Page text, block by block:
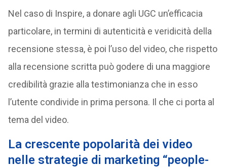
Nel caso di Inspire, a donare agli UGC un’efficacia
particolare, in termini di autenticità e veridicità della
recensione stessa, è poi l’uso del video, che rispetto
alla recensione scritta può godere di una maggiore
credibilità grazie alla testimonianza che in esso
l’utente condivide in prima persona. Il che ci porta al
tema del video.
La crescente popolarità dei video
nelle strategie di marketing “people-